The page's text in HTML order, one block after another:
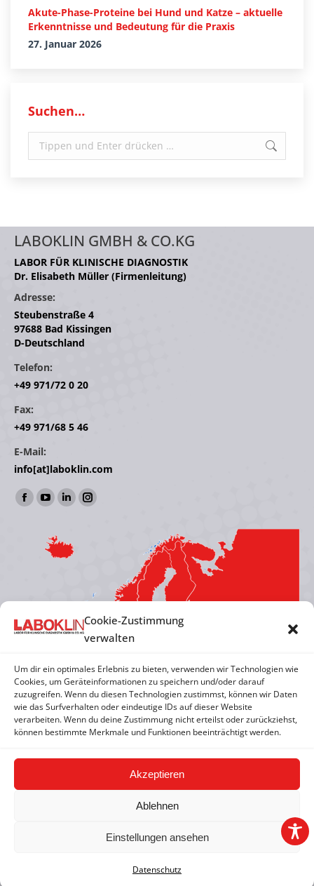
Cookie-Zustimmung
verwalten
Um dir ein optimales Erlebnis zu bieten, verwenden wir Technologien wie
Cookies, um Geräteinformationen zu speichern und/oder darauf
zuzugreifen. Wenn du diesen Technologien zustimmst, können wir Daten
wie das Surfverhalten oder eindeutige IDs auf dieser Website
verarbeiten. Wenn du deine Zustimmung nicht erteilst oder zurückziehst,
können bestimmte Merkmale und Funktionen beeinträchtigt werden.
Akzeptieren
Ablehnen
Einstellungen ansehen
Datenschutz
Akute-Phase-Proteine bei Hund und Katze – aktuelle
Erkenntnisse und Bedeutung für die Praxis
27. Januar 2026
Suchen…
LABOKLIN GMBH & CO.KG
LABOR FÜR KLINISCHE DIAGNOSTIK
Dr. Elisabeth Müller (Firmenleitung)
Adresse:
Steubenstraße 4
97688 Bad Kissingen
D-Deutschland
Telefon:
+49 971/72 0 20
Fax:
+49 971/68 5 46
E-Mail:
info[at]laboklin.com
Finden Sie uns auf:
Facebook
opens
YouTube
opens
in
Linkedin
opens
in
window
Instagram
window
|FAQ|Hinweisgeber-/Meldesystem